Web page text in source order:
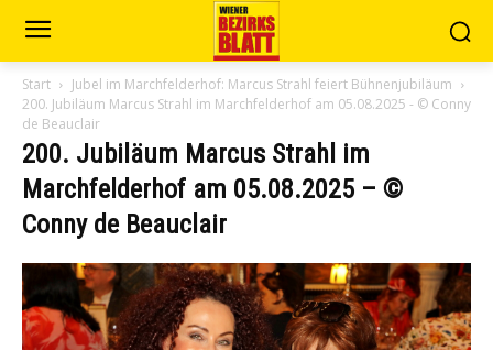
Start
Jubel im Marchfelderhof: Marcus Strahl feiert Bühnenjubiläum
200. Jubiläum Marcus Strahl im Marchfelderhof am 05.08.2025 - © Conny
de Beauclair
200. Jubiläum Marcus Strahl im
Marchfelderhof am 05.08.2025 – ©
Conny de Beauclair